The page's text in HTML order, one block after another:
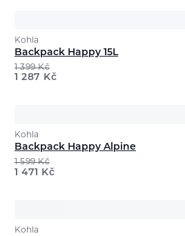
Kohla
Backpack Happy 15L
1 399Kč
1 287 Kč
Kohla
Backpack Happy Alpine
1 599Kč
1 471 Kč
Kohla